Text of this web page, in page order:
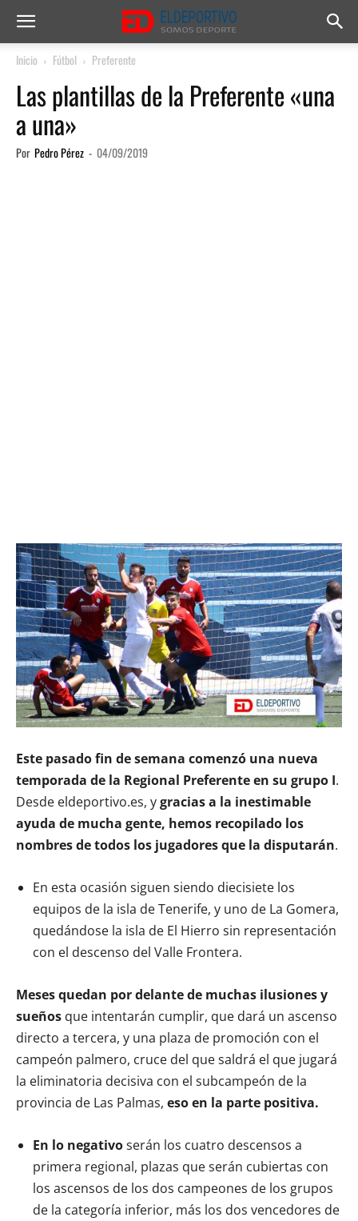
Inicio Fútbol Preferente
Las plantillas de la Preferente «una
a una»
Por Pedro Pérez - 04/09/2019
Este pasado fin de semana comenzó una nueva
temporada de la Regional Preferente en su grupo I.
Desde eldeportivo.es, ygracias a la inestimable
ayuda de mucha gente, hemos recopilado los
nombres de todos los jugadores que la disputarán.
En esta ocasión siguen siendo diecisiete los
equipos de la isla de Tenerife, y uno de La Gomera,
quedándose la isla de El Hierro sin representación
con el descenso del Valle Frontera.
Meses quedan por delante de muchas ilusiones y
sueños que intentarán cumplir, que dará un ascenso
directo a tercera, y una plaza de promoción con el
campeón palmero, cruce del que saldrá el que jugará
la eliminatoria decisiva con el subcampeón de la
provincia de Las Palmas, eso en la parte positiva.
En lo negativoserán los cuatro descensos a
primera regional, plazas que serán cubiertas con
los ascensos de los dos campeones de los grupos
de la categorí­a inferior, más los dos vencedores de